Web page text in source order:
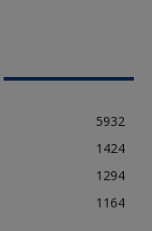
5932
1424
1294
1164